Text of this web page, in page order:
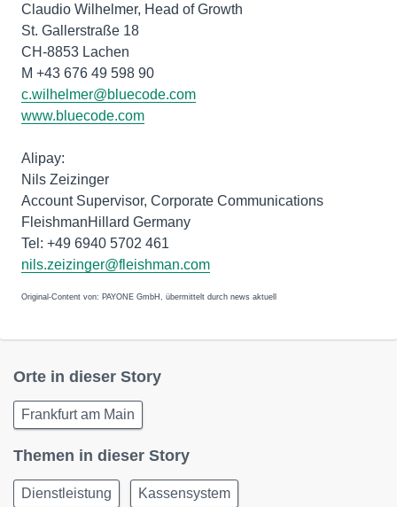
Claudio Wilhelmer, Head of Growth
St. Gallerstraße 18
CH-8853 Lachen
M +43 676 49 598 90
c.wilhelmer@bluecode.com
www.bluecode.com
Alipay:
Nils Zeizinger
Account Supervisor, Corporate Communications
FleishmanHillard Germany
Tel: +49 6940 5702 461
nils.zeizinger@fleishman.com
Original-Content von: PAYONE GmbH, übermittelt durch news aktuell
Orte in dieser Story
Frankfurt am Main
Themen in dieser Story
Dienstleistung Kassensystem